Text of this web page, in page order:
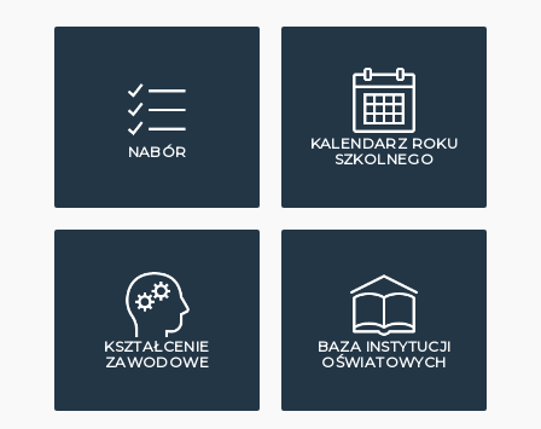
NABÓR
KALENDARZ ROKU
SZKOLNEGO
KSZTAŁCENIE
ZAWODOWE
BAZA INSTYTUCJI
OŚWIATOWYCH